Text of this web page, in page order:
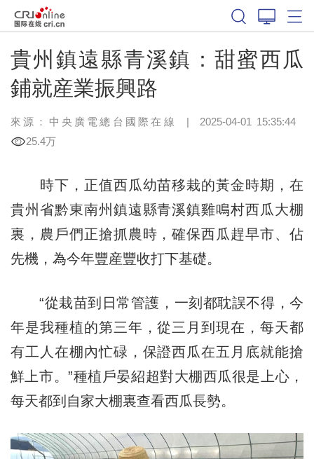
貴州鎮遠縣青溪鎮：甜蜜西瓜
鋪就産業振興路
來源：中央廣電總台國際在線 | 2025-04-01 15:35:44
25.4万
時下，正值西瓜幼苗移栽的黃金時期，在
貴州省黔東南州鎮遠縣青溪鎮雞鳴村西瓜大棚
裏，農戶們正搶抓農時，確保西瓜趕早市、佔
先機，為今年豐産豐收打下基礎。
“從栽苗到日常管護，一刻都耽誤不得，今
年是我種植的第三年，從三月到現在，每天都
有工人在棚內忙碌，保證西瓜在五月底就能搶
鮮上市。”種植戶晏紹超對大棚西瓜很是上心，
每天都到自家大棚裏查看西瓜長勢。